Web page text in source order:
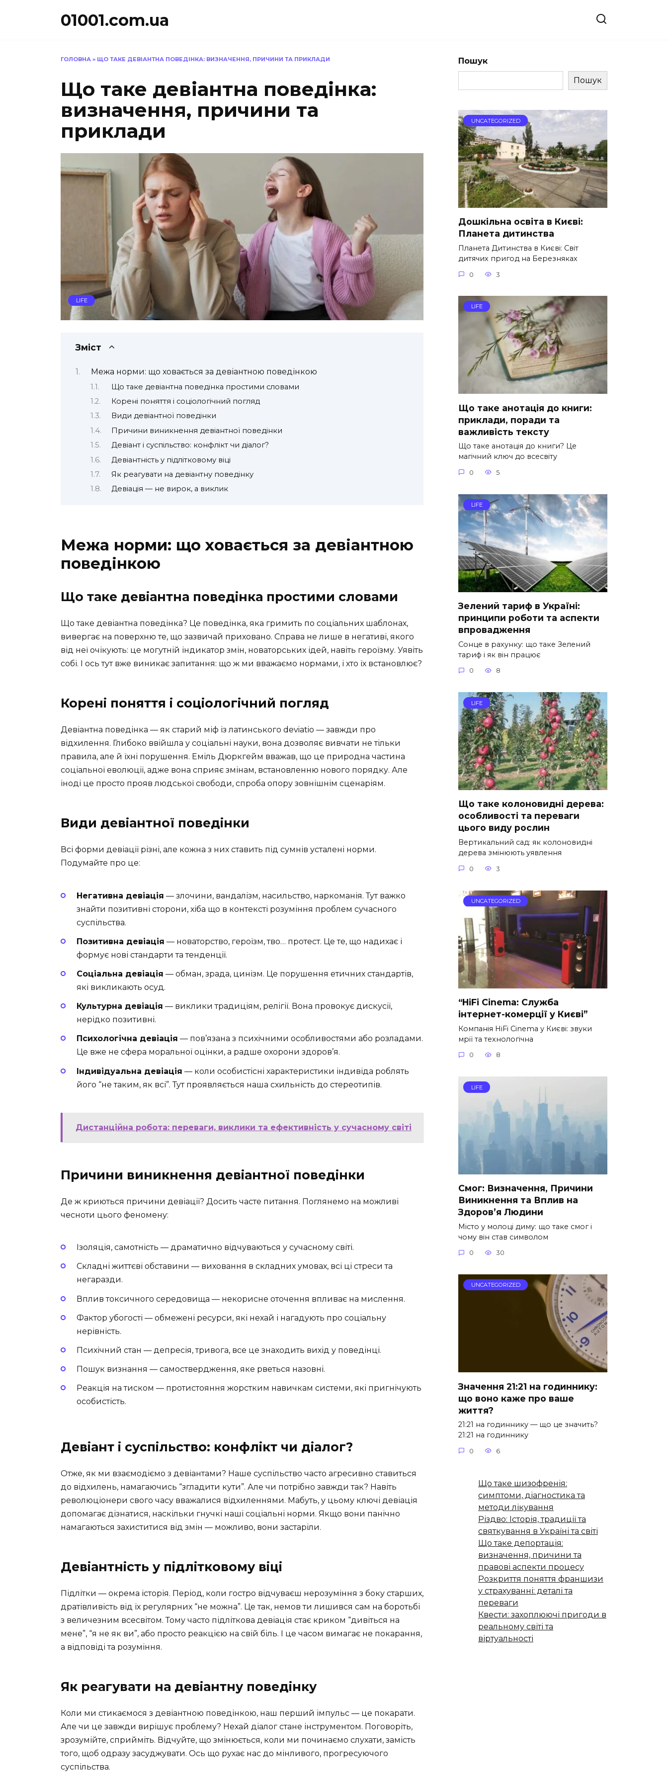
01001.com.ua
ГОЛОВНА » ЩО ТАКЕ ДЕВІАНТНА ПОВЕДІНКА: ВИЗНАЧЕННЯ, ПРИЧИНИ ТА ПРИКЛАДИ
Що таке девіантна поведінка:
визначення, причини та
приклади
LIFE
Зміст
Межа норми: що ховається за девіантною поведінкою
Що таке девіантна поведінка простими словами
Корені поняття і соціологічний погляд
Види девіантної поведінки
Причини виникнення девіантної поведінки
Девіант і суспільство: конфлікт чи діалог?
Девіантність у підлітковому віці
Як реагувати на девіантну поведінку
Девіація — не вирок, а виклик
Межа норми: що ховається за девіантною
поведінкою
Що таке девіантна поведінка простими словами
Що таке девіантна поведінка? Це поведінка, яка гримить по соціальних шаблонах,
вивергає на поверхню те, що зазвичай приховано. Справа не лише в негативі, якого
від неї очікують: це могутній індикатор змін, новаторських ідей, навіть героїзму. Уявіть
собі. І ось тут вже виникає запитання: що ж ми вважаємо нормами, і хто їх встановлює?
Корені поняття і соціологічний погляд
Девіантна поведінка — як старий міф із латинського deviatio — завжди про
відхилення. Глибоко ввійшла у соціальні науки, вона дозволяє вивчати не тільки
правила, але й їхні порушення. Еміль Дюркгейм вважав, що це природна частина
соціальної еволюції, адже вона сприяє змінам, встановленню нового порядку. Але
іноді це просто прояв людської свободи, спроба опору зовнішнім сценаріям.
Види девіантної поведінки
Всі форми девіації різні, але кожна з них ставить під сумнів усталені норми.
Подумайте про це:
Негативна девіація — злочини, вандалізм, насильство, наркоманія. Тут важко
знайти позитивні сторони, хіба що в контексті розуміння проблем сучасного
суспільства.
Позитивна девіація — новаторство, героїзм, тво… протест. Це те, що надихає і
формує нові стандарти та тенденції.
Соціальна девіація — обман, зрада, цинізм. Це порушення етичних стандартів,
які викликають осуд.
Культурна девіація — виклики традиціям, релігії. Вона провокує дискусії,
нерідко позитивні.
Психологічна девіація — пов’язана з психічними особливостями або розладами.
Це вже не сфера моральної оцінки, а радше охорони здоров’я.
Індивідуальна девіація — коли особистісні характеристики індивіда роблять
його “не таким, як всі”. Тут проявляється наша схильність до стереотипів.
Дистанційна робота: переваги, виклики та ефективність у сучасному світі
Причини виникнення девіантної поведінки
Де ж криються причини девіації? Досить часте питання. Поглянемо на можливі
чесноти цього феномену:
Ізоляція, самотність — драматично відчуваються у сучасному світі.
Складні життєві обставини — виховання в складних умовах, всі ці стреси та
негаразди.
Вплив токсичного середовища — некорисне оточення впливає на мислення.
Фактор убогості — обмежені ресурси, які нехай і нагадують про соціальну
нерівність.
Психічний стан — депресія, тривога, все це знаходить вихід у поведінці.
Пошук визнання — самоствердження, яке рветься назовні.
Реакція на тиском — протистояння жорстким навичкам системи, які пригнічують
особистість.
Девіант і суспільство: конфлікт чи діалог?
Отже, як ми взаємодіємо з девіантами? Наше суспільство часто агресивно ставиться
до відхилень, намагаючись “згладити кути”. Але чи потрібно завжди так? Навіть
революціонери свого часу вважалися відхиленнями. Мабуть, у цьому ключі девіація
допомагає дізнатися, наскільки гнучкі наші соціальні норми. Якщо вони панічно
намагаються захиститися від змін — можливо, вони застаріли.
Девіантність у підлітковому віці
Підлітки — окрема історія. Період, коли гостро відчуваєш нерозуміння з боку старших,
дратівливість від їх регулярних “не можна”. Це так, немов ти лишився сам на боротьбі
з величезним всесвітом. Тому часто підліткова девіація стає криком “дивіться на
мене”, “я не як ви”, або просто реакцією на свій біль. І це часом вимагає не покарання,
а відповіді та розуміння.
Як реагувати на девіантну поведінку
Коли ми стикаємося з девіантною поведінкою, наш перший імпульс — це покарати.
Але чи це завжди вирішує проблему? Нехай діалог стане інструментом. Поговоріть,
зрозумійте, сприйміть. Відчуйте, що змінюється, коли ми починаємо слухати, замість
того, щоб одразу засуджувати. Ось що рухає нас до мінливого, прогресуючого
суспільства.
Пошук
Пошук
UNCATEGORIZED
Дошкільна освіта в Києві:
Планета дитинства
Планета Дитинства в Києві: Світ
дитячих пригод на Березняках
0 3
LIFE
Що таке анотація до книги:
приклади, поради та
важливість тексту
Що таке анотація до книги? Це
магічний ключ до всесвіту
0 5
LIFE
Зелений тариф в Україні:
принципи роботи та аспекти
впровадження
Сонце в рахунку: що таке Зелений
тариф і як він працює
0 8
LIFE
Що таке колоновидні дерева:
особливості та переваги
цього виду рослин
Вертикальний сад: як колоновидні
дерева змінюють уявлення
0 3
UNCATEGORIZED
“HiFi Cinema: Служба
інтернет-комерції у Києві”
Компанія HiFi Cinema у Києві: звуки
мрії та технологічна
0 8
LIFE
Смог: Визначення, Причини
Виникнення та Вплив на
Здоров’я Людини
Місто у молоці диму: що таке смог і
чому він став символом
0 30
UNCATEGORIZED
Значення 21:21 на годиннику:
що воно каже про ваше
життя?
21:21 на годиннику — що це значить?
21:21 на годиннику
0 6
Що таке шизофренія:
симптоми, діагностика та
методи лікування
Різдво: Історія, традиції та
святкування в Україні та світі
Що таке депортація:
визначення, причини та
правові аспекти процесу
Розкриття поняття франшизи
у страхуванні: деталі та
переваги
Квести: захоплюючі пригоди в
реальному світі та
віртуальності